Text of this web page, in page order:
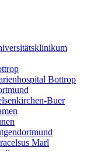
Bottrop
Buer
Marl